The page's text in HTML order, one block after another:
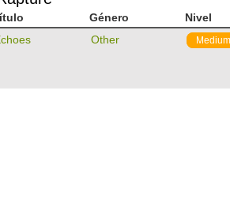
Género
Nivel
Other Medium